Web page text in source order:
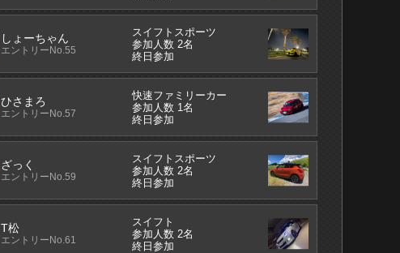
しょーちゃん
エントリーNo.55
スイフトスポーツ
参加人数 2名
終日参加
ひさまろ
エントリーNo.57
快速ファミリーカー
参加人数 1名
終日参加
ざっく
エントリーNo.59
スイフトスポーツ
参加人数 2名
終日参加
T松
エントリーNo.61
スイフト
参加人数 2名
終日参加